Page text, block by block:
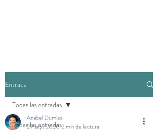
Entrada
Todas las entradas
Todas las entradas
Anabel Dumlao
29 sept 20202 min de lectura